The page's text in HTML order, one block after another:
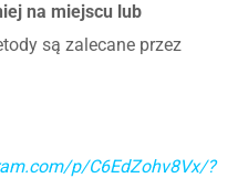
na miejscu lub
są zalecane przez
p/C6EdZohv8Vx/?